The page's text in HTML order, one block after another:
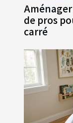
de pros
carré